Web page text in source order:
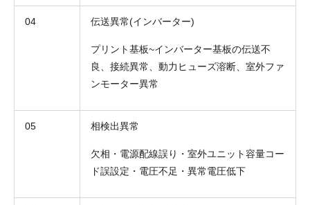
04 伝送異常(インバーター)
プリント基板~インバーター基板の伝送不
良、接続異常、動力ヒューズ溶断、室外ファ
ンモーター異常
05 相検出異常
欠相・電源配線誤り・室外ユニット容量コー
ド誤設定・電圧不足・異常電圧低下